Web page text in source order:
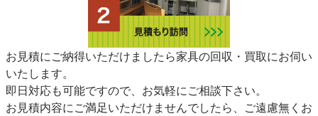
お見積にご納得いただけましたら家具の回収・買取にお伺い
いたします。
即日対応も可能ですので、お気軽にご相談下さい。
お見積内容にご満足いただけませんでしたら、ご遠慮無くお